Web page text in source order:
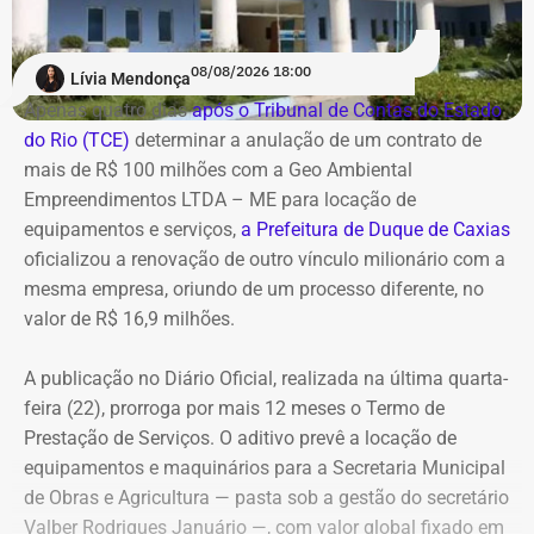
A contratação ocorre em meio ao endurecimento das
ações de compliance da companhia, que recentemente
reforçou auditorias internas em parceria com o GSI e a
Casa Civil.
A empresa também destaca que não possui SUVs
blindados em sua frota própria, razão pela qual optou
pela locação dos veículos por meio de adesão à ata do
GSI.
Os veículos serão destinados exclusivamente aos
Suprimentos (DSU) e Segurança e Governança (DSG). O
contrato foi firmado com a empresa Rei dos Blindados
Locação de Veículos Ltda. e prevê a locação de quatro
SUVs zero quilômetro, com blindagem nível III-A, sem
motorista e sem fornecimento de combustível.
Lívia Mendonça08/08/2026 18:00
Apenas quatro diasapós o Tribunal de Contas do Estado
do Rio (TCE) determinar a anulação de um contrato de
mais de R$ 100 milhões com a Geo Ambiental
Empreendimentos LTDA – ME para locação de
equipamentos e serviços, a Prefeitura de Duque de Caxias
oficializou a renovação de outro vínculo milionário com a
mesma empresa, oriundo de um processo diferente, no
valor de R$ 16,9 milhões.
A publicação no Diário Oficial, realizada na última quarta-
feira (22), prorroga por mais 12 meses o Termo de
Prestação de Serviços. O aditivo prevê a locação de
equipamentos e maquinários para a Secretaria Municipal
de Obras e Agricultura — pasta sob a gestão do secretário
Valber Rodrigues Januário —, com valor global fixado em